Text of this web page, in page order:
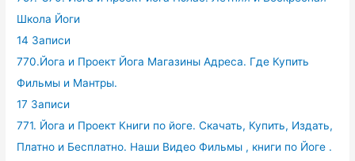
Школа Йоги
14 Записи
770.Йога и Проект Йога Магазины Адреса. Где Купить
Фильмы и Мантры.
17 Записи
771. Йога и Проект Книги по йоге. Скачать, Купить, Издать,
Платно и Бесплатно. Наши Видео Фильмы , книги по Йоге .